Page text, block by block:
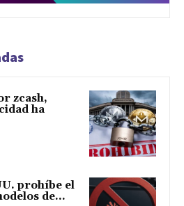
zcash,
ha
prohíbe el
de...